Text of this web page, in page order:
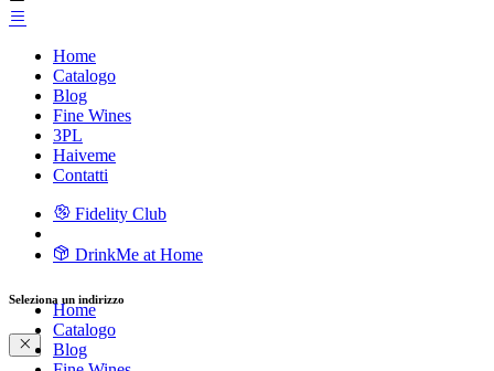
Home
Catalogo
Blog
Fine Wines
3PL
Haiveme
Contatti
Fidelity Club
DrinkMe at Home
Home
Catalogo
Blog
Seleziona un indirizzo